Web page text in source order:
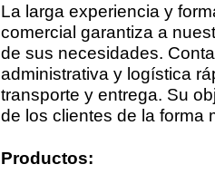
La larga experiencia y
comercial garantiza a
de sus necesidades.
administrativa y logística
transporte y entrega. Su
de los clientes de la forma
Productos: